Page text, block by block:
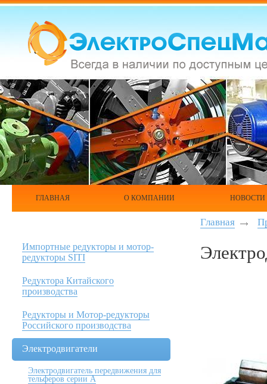
ГЛАВНАЯ О КОМПАНИИ НОВОСТИ
Импортные редукторы и мотор-
редукторы SITI
Редуктора Китайского
производства
Редукторы и Мотор-редукторы
Российского производства
Электродвигатели
Электродвигатель передвижения для
тельферов серии А
Главная